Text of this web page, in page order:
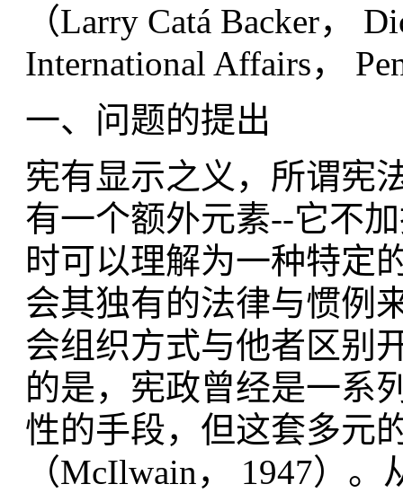
（Larry Catá Backer，
International Affairs，
一、问题的提出
宪有显示之义，所谓宪
有一个额外元素--它不
时可以理解为一种特定
会其独有的法律与惯例
会组织方式与他者区别
的是，宪政曾经是一系
性的手段，但这套多元
（McIlwain， 1947）